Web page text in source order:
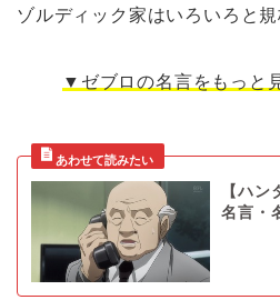
ゾルディック家はいろいろと規
▼ゼブロの名言をもっと
【ハ
名言・